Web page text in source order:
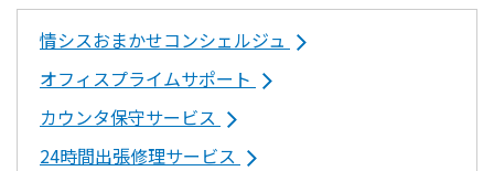
情シスおまかせコンシェルジュ
オフィスプライムサポート
カウンタ保守サービス
24時間出張修理サービス